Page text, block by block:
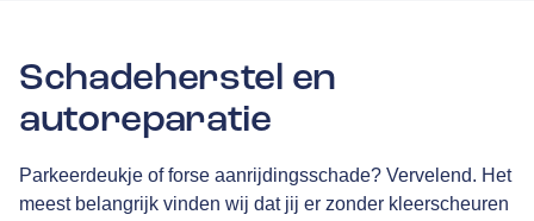
Schadeherstel en
autoreparatie
Parkeerdeukje of forse aanrijdingsschade? Vervelend. Het
meest belangrijk vinden wij dat jij er zonder kleerscheuren